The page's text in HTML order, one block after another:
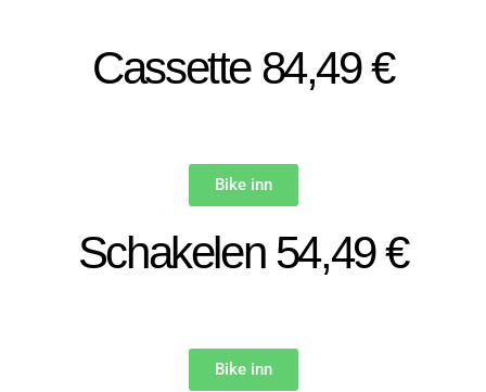
Cassette 84,49 €
Bike inn
Schakelen 54,49 €
Bike inn